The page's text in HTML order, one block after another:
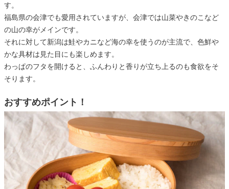
す。
福島県の会津でも愛用されていますが、会津では山菜やきのこなど
の山の幸がメインです。
それに対して新潟は鮭やカニなど海の幸を使うのが主流で、色鮮や
かな具材は見た目にも楽しめます。
わっぱのフタを開けると、ふんわりと香りが立ち上るのも食欲をそ
そります。
おすすめポイント！